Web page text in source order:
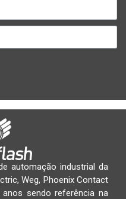
automação industrial da
Weg, Phoenix Contact
sendo referência na